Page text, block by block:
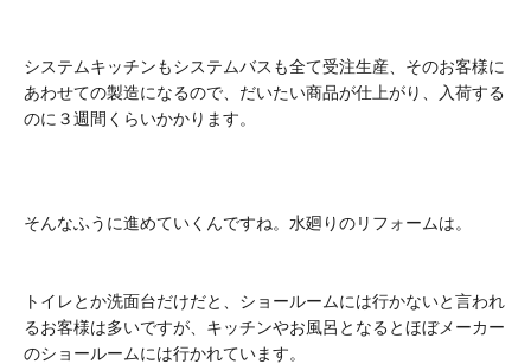
システムキッチンもシステムバスも全て受注生産、そのお客様に
あわせての製造になるので、だいたい商品が仕上がり、入荷する
のに３週間くらいかかります。
そんなふうに進めていくんですね。水廻りのリフォームは。
トイレとか洗面台だけだと、ショールームには行かないと言われ
るお客様は多いですが、キッチンやお風呂となるとほぼメーカー
のショールームには行かれています。